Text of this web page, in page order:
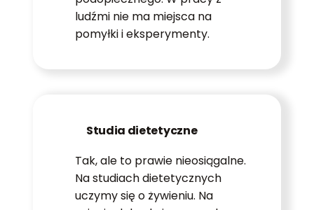
ludźmi nie ma miejsca na
pomyłki i eksperymenty.
Studia dietetyczne
Tak, ale to prawie nieosiągalne.
Na studiach dietetycznych
uczymy się o żywieniu. Na